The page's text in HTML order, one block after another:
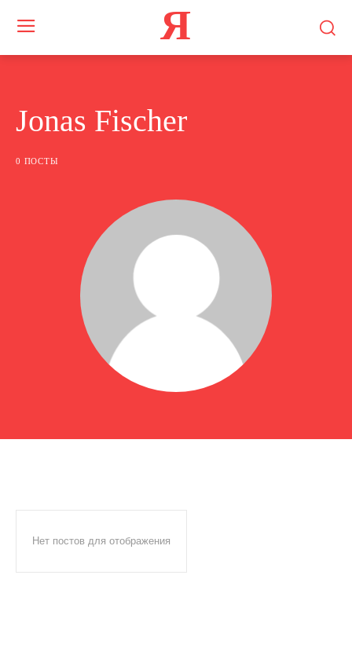
Я
Jonas Fischer
0 ПОСТЫ
Нет постов для отображения